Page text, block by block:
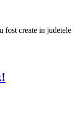
fost create in judetele